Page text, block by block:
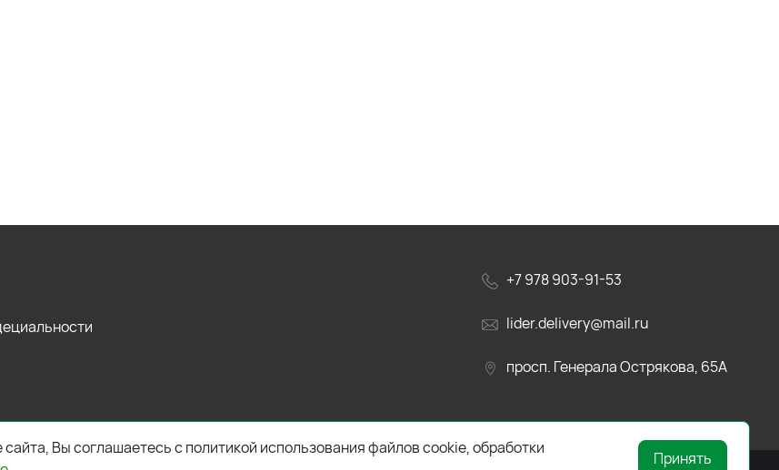
+7 978 903-91-53
lider.delivery@mail.ru
просп. Генерала Острякова, 65А
Вы соглашаетесь с политикой использования файлов cookie, обработки
Принять